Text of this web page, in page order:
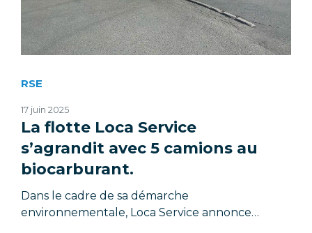
RSE
17 juin 2025
La flotte Loca Service
s’agrandit avec 5 camions au
biocarburant.
Dans le cadre de sa démarche
environnementale, Loca Service annonce…